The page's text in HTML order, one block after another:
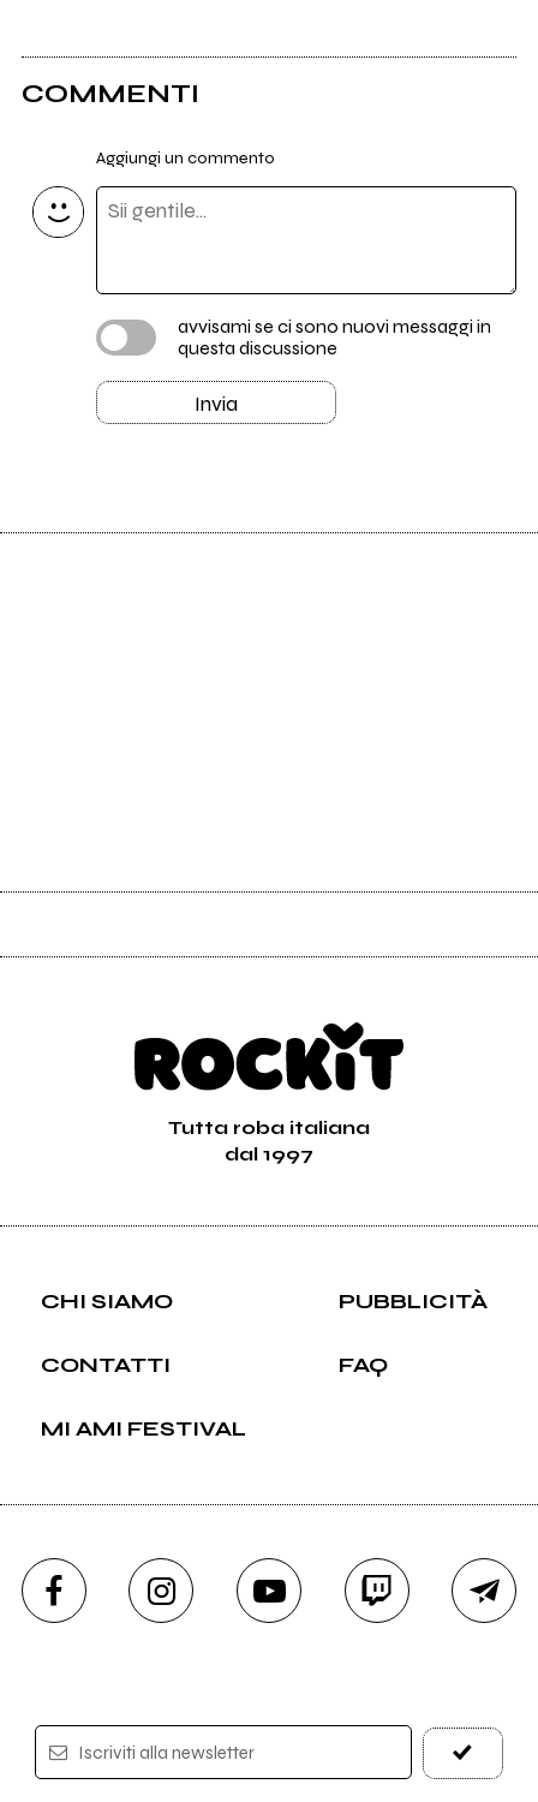
COMMENTI
Aggiungi un commento
avvisami se ci sono nuovi messaggi in
questa discussione
Invia
Tutta roba italiana
dal 1997
CHI SIAMO PUBBLICITÀ
CONTATTI FAQ
MI AMI FESTIVAL
Iscriviti alla newsletter